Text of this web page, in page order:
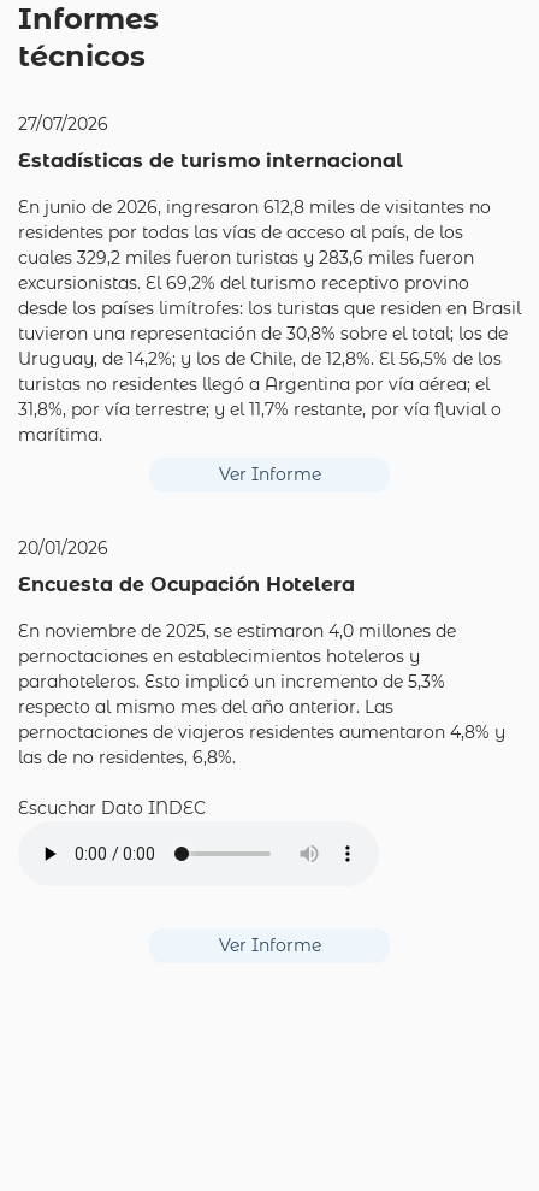
Informes
técnicos
27/07/2026
Estadísticas de turismo internacional
En junio de 2026, ingresaron 612,8 miles de visitantes no
residentes por todas las vías de acceso al país, de los
cuales 329,2 miles fueron turistas y 283,6 miles fueron
excursionistas. El 69,2% del turismo receptivo provino
desde los países limítrofes: los turistas que residen en Brasil
tuvieron una representación de 30,8% sobre el total; los de
Uruguay, de 14,2%; y los de Chile, de 12,8%. El 56,5% de los
turistas no residentes llegó a Argentina por vía aérea; el
31,8%, por vía terrestre; y el 11,7% restante, por vía fluvial o
marítima.
Ver Informe
20/01/2026
Encuesta de Ocupación Hotelera
En noviembre de 2025, se estimaron 4,0 millones de
pernoctaciones en establecimientos hoteleros y
parahoteleros. Esto implicó un incremento de 5,3%
respecto al mismo mes del año anterior. Las
pernoctaciones de viajeros residentes aumentaron 4,8% y
las de no residentes, 6,8%.
Escuchar Dato INDEC
Ver Informe